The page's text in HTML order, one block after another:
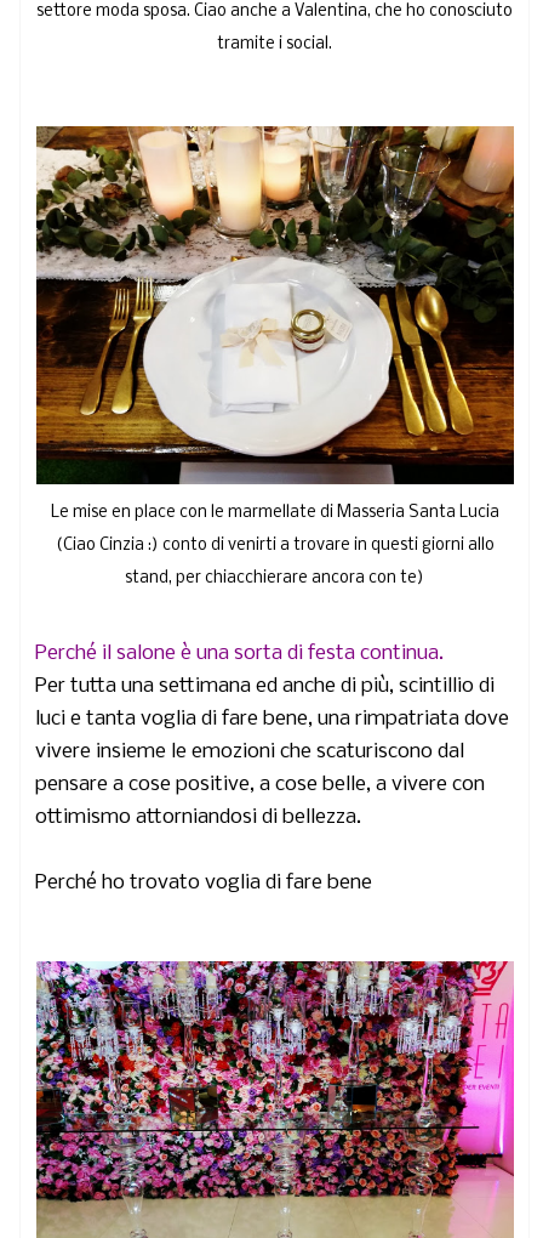
settore moda sposa. Ciao anche a Valentina, che ho conosciuto
tramite i social.
Le mise en place con le marmellate di Masseria Santa Lucia
(Ciao Cinzia :) conto di venirti a trovare in questi giorni allo
stand, per chiacchierare ancora con te)
Perché il salone è una sorta di festa continua.
Per tutta una settimana ed anche di più, scintillio di
luci e tanta voglia di fare bene, una rimpatriata dove
vivere insieme le emozioni che scaturiscono dal
pensare a cose positive, a cose belle, a vivere con
ottimismo attorniandosi di bellezza.
Perché ho trovato voglia di fare bene